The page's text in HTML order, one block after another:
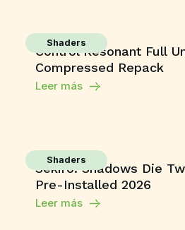
Shaders
Control Resonant Full
Compressed Repack
Leer más
Shaders
Sekiro: Shadows Die
Pre-Installed 2026
Leer más